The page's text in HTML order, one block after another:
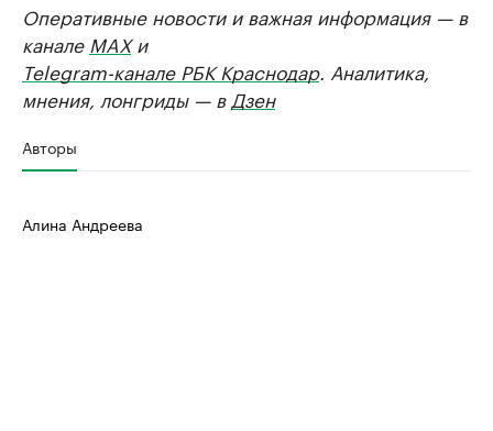
Оперативные новости и важная информация — в
канале MAXи
Telegram-канале РБК Краснодар. Аналитика,
мнения, лонгриды — в Дзен
Авторы
Алина Андреева